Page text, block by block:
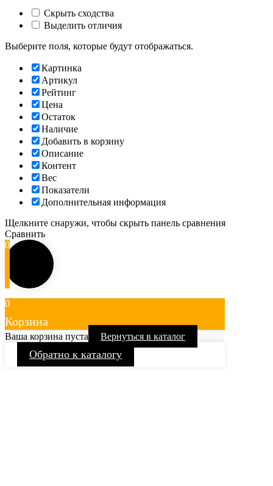
Скрыть сходства
Выделить отличия
Выберите поля, которые будут отображаться.
Картинка
Артикул
Рейтинг
Цена
Остаток
Наличие
Добавить в корзину
Описание
Контент
Вес
Показатели
Дополнительная информация
Щелкните снаружи, чтобы скрыть панель сравнения
Сравнить
0
0
Корзина
Ваша корзина пуста Вернуться в каталог
Обратно к каталогу